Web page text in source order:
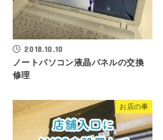
2018.10.10
ノートパソコン液晶パネルの交換
修理
お店の事